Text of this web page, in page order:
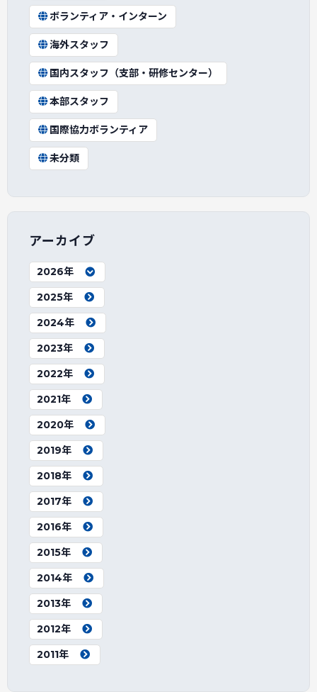
ボランティア・インターン
海外スタッフ
国内スタッフ（支部・研修センター）
本部スタッフ
国際協力ボランティア
未分類
アーカイブ
2026年
2025年
2024年
2023年
2022年
2021年
2020年
2019年
2018年
2017年
2016年
2015年
2014年
2013年
2012年
2011年